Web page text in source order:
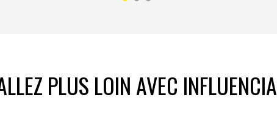
c’est d’abord le fait que l’on exprime par les
ces jeunes vont faire un métier extraordinaire quand
PLUS LOIN AVEC INFLUENCIA